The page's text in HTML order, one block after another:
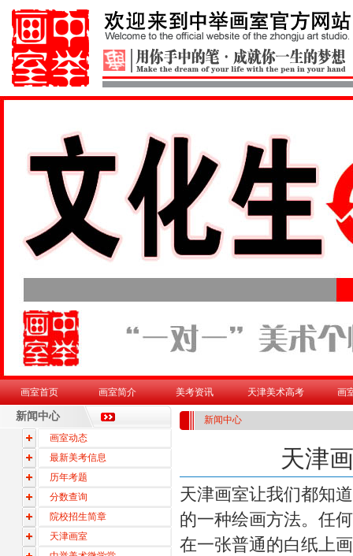
画室首页 画室简介 美考资讯 天津美术高考 画
新闻中心
画室动态
最新美考信息
历年考题
分数查询
院校招生简章
天津画室
新闻中心
天津
天津画室让我们都知
的一种绘画方法。任
在一张普通的白纸上